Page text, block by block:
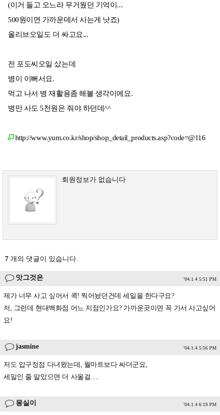
(이거 들고 오느라 무거웠던 기억이...
500원이면 가까운데서 사는게 낫죠)
올리브오일도 더 싸고요...
전 포도씨오일 샀는데
병이 이뻐서요.
먹고 나서 병 재활용좀 해볼 생각이에요.
병만 사도 5천원은 줘야 하던데^^
http://www.yum.co.kr/shop/shop_detail_products.asp?code=@116
회원정보가 없습니다
7 개의 댓글이 있습니다.
앗그것은 '04.1.4 5:51 PM
제가 너무 사고 싶어서 콕! 찍어놨던건데 세일을 한다구요?
저, 그런데 현대백화점 어느 지점인가요? 가까운곳이면 꼭 가서 사고싶어
요!
jasmine '04.1.4 5:56 PM
저도 압구정점 다녀왔는데, 월마트보다 싸더군요,
세일인 줄 알았으면 더 사올걸.....
몽실이 '04.1.4 6:19 PM